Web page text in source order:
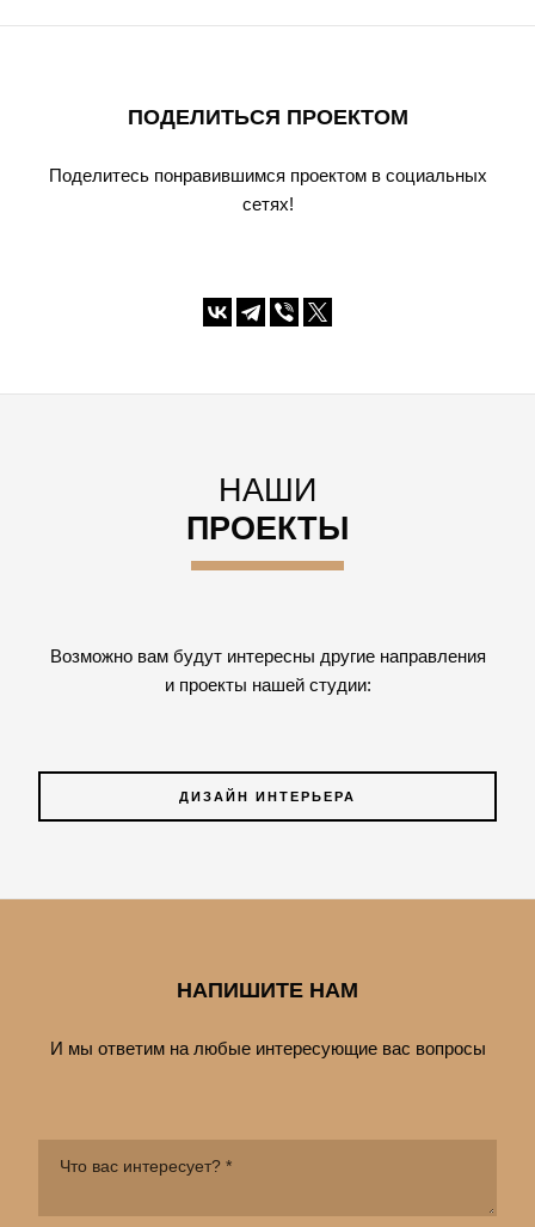
ПОДЕЛИТЬСЯ ПРОЕКТОМ
Поделитесь понравившимся проектом в социальных
сетях!
НАШИ
ПРОЕКТЫ
Возможно вам будут интересны другие направления
и проекты нашей студии:
ДИЗАЙН ИНТЕРЬЕРА
НАПИШИТЕ НАМ
И мы ответим на любые интересующие вас вопросы